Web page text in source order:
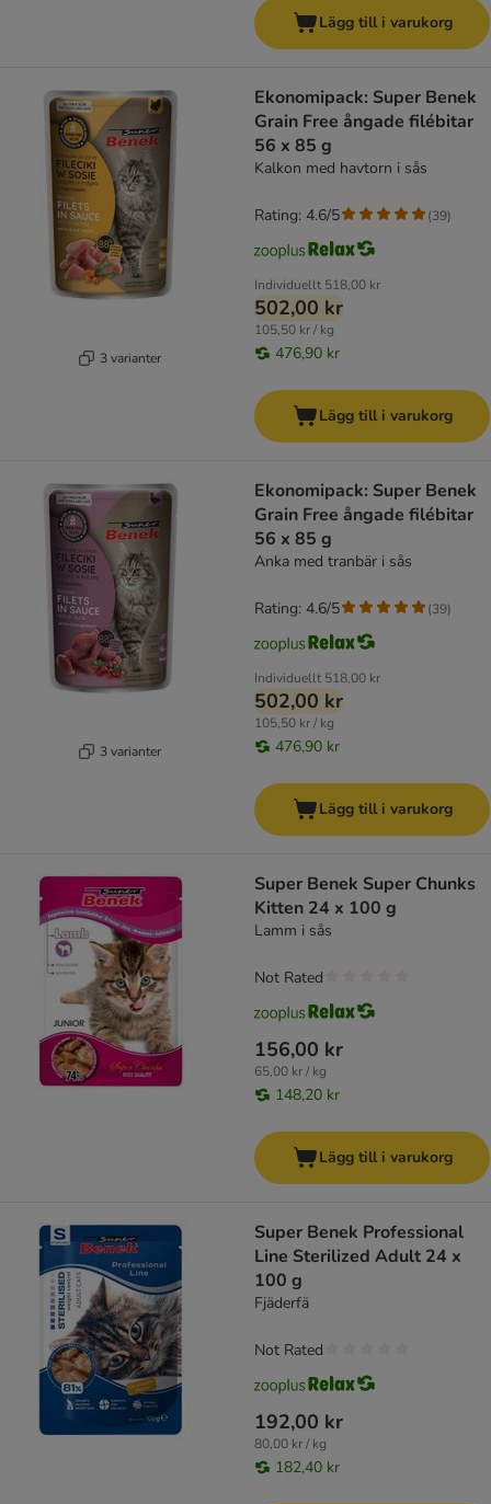
Lägg till i varukorg
3 varianter
Ekonomipack: Super Benek
Grain Free ångade filébitar
56 x 85 g
Kalkon med havtorn i sås
Individuellt 518,00 kr
502,00 kr
105,50 kr / kg
476,90 kr
Rating: 4.6/5 (39)
Lägg till i varukorg
3 varianter
Ekonomipack: Super Benek
Grain Free ångade filébitar
56 x 85 g
Anka med tranbär i sås
Individuellt 518,00 kr
502,00 kr
105,50 kr / kg
476,90 kr
Rating: 4.6/5 (39)
Lägg till i varukorg
Super Benek Super Chunks
Kitten 24 x 100 g
Lamm i sås
156,00 kr
65,00 kr / kg
148,20 kr
Not Rated
Lägg till i varukorg
Super Benek Professional
Line Sterilized Adult 24 x
100 g
Fjäderfä
192,00 kr
80,00 kr / kg
182,40 kr
Not Rated